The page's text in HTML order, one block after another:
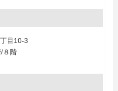
目10-3
８階